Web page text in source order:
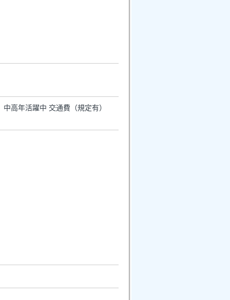
高年活躍中 交通費（規定有）